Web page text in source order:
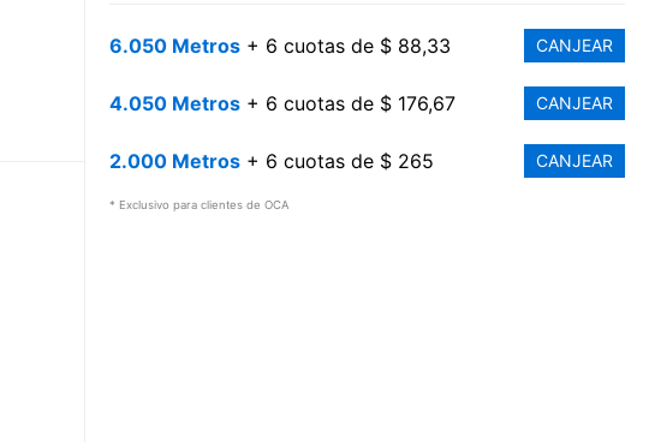
6.050 Metros+ 6 cuotas de $ 88,33 CANJEAR
4.050 Metros+ 6 cuotas de $ 176,67 CANJEAR
2.000 Metros+ 6 cuotas de $ 265 CANJEAR
* Exclusivo para clientes de OCA